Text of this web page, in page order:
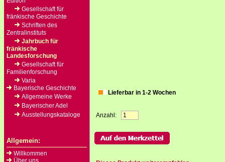
Gesellschaft für
fränkische Geschichte
Schriften des
Zentralinstituts
Jahrbuch für
fränkische
Landesforschung
Gesellschaft für
Familienforschung
Varia
Bayerische Geschichte
Allgemeine Werke
Bayerischer Adel
Ausstellungskataloge
Allgemein:
Willkommen
Über uns
Lieferbar in 1-2 Wochen
Anzahl: